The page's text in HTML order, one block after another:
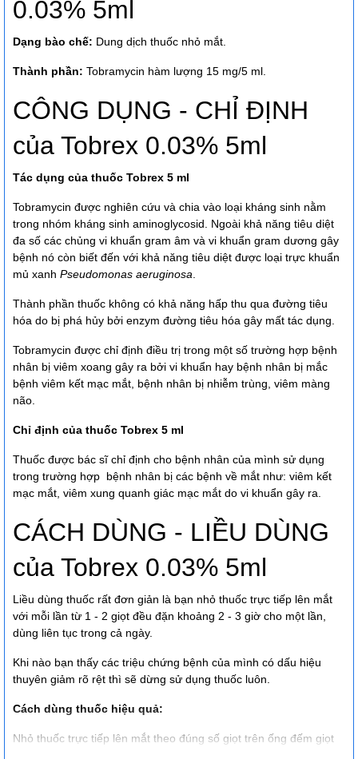
0.03% 5ml
Dạng bào chế: Dung dịch thuốc nhỏ mắt.
Thành phần: Tobramycin hàm lượng 15 mg/5 ml.
CÔNG DỤNG - CHỈ ĐỊNH
của Tobrex 0.03% 5ml
Tác dụng của thuốc Tobrex 5 ml
Tobramycin được nghiên cứu và chia vào loại kháng sinh nằm
trong nhóm kháng sinh aminoglycosid. Ngoài khả năng tiêu diệt
đa số các chủng vi khuẩn gram âm và vi khuẩn gram dương gây
bệnh nó còn biết đến với khả năng tiêu diệt được loại trực khuẩn
mủ xanh Pseudomonas aeruginosa.
Thành phần thuốc không có khả năng hấp thu qua đường tiêu
hóa do bị phá hủy bởi enzym đường tiêu hóa gây mất tác dụng.
Tobramycin được chỉ định điều trị trong một số trường hợp bệnh
nhân bị viêm xoang gây ra bởi vi khuẩn hay bệnh nhân bị mắc
bệnh viêm kết mạc mắt, bệnh nhân bị nhiễm trùng, viêm màng
não.
Chỉ định của thuốc Tobrex 5 ml
Thuốc được bác sĩ chỉ định cho bệnh nhân của mình sử dụng
trong trường hợp bệnh nhân bị các bệnh về mắt như: viêm kết
mạc mắt, viêm xung quanh giác mạc mắt do vi khuẩn gây ra.
CÁCH DÙNG - LIỀU DÙNG
của Tobrex 0.03% 5ml
Liều dùng thuốc rất đơn giản là bạn nhỏ thuốc trực tiếp lên mắt
với mỗi lần từ 1 - 2 giọt đều đặn khoảng 2 - 3 giờ cho một lần,
dùng liên tục trong cả ngày.
Khi nào bạn thấy các triệu chứng bệnh của mình có dấu hiệu
thuyên giảm rõ rệt thì sẽ dừng sử dụng thuốc luôn.
Cách dùng thuốc hiệu quả:
Nhỏ thuốc trực tiếp lên mắt theo đúng số giọt trên ống đếm giọt